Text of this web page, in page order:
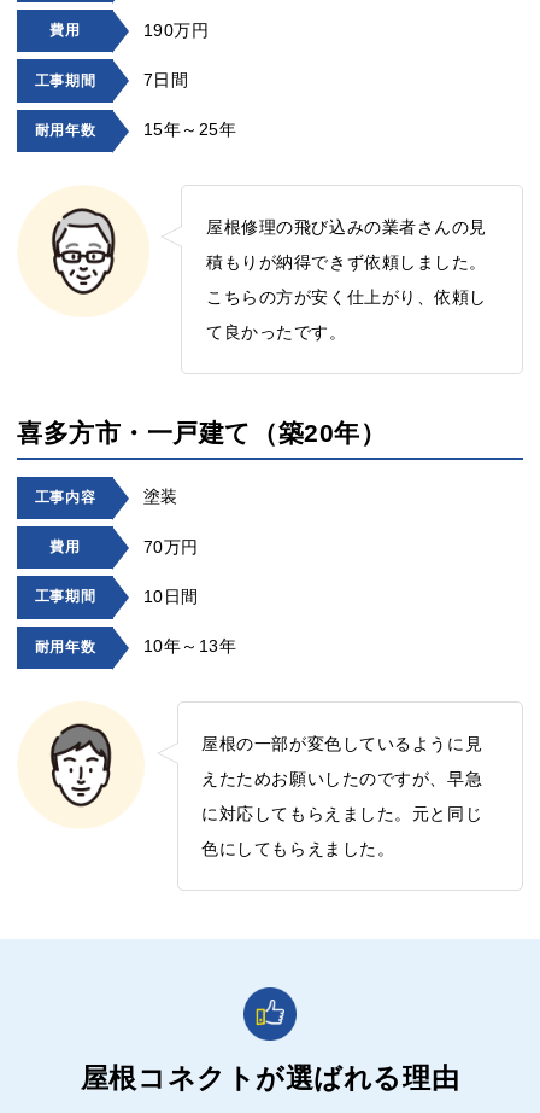
費用 190万円
工事期間 7日間
耐用年数 15年～25年
屋根修理の飛び込みの業者さんの見
積もりが納得できず依頼しました。
こちらの方が安く仕上がり、依頼し
て良かったです。
喜多方市・一戸建て（築20年）
工事内容 塗装
費用 70万円
工事期間 10日間
耐用年数 10年～13年
屋根の一部が変色しているように見
えたためお願いしたのですが、早急
に対応してもらえました。元と同じ
色にしてもらえました。
屋根コネクトが選ばれる理由